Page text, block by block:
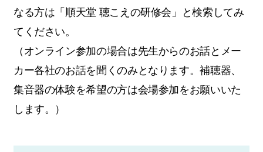
なる方は「順天堂 聴こえの研修会」と検索してみ
てください。
（オンライン参加の場合は先生からのお話とメー
カー各社のお話を聞くのみとなります。補聴器、
集音器の体験を希望の方は会場参加をお願いいた
します。）